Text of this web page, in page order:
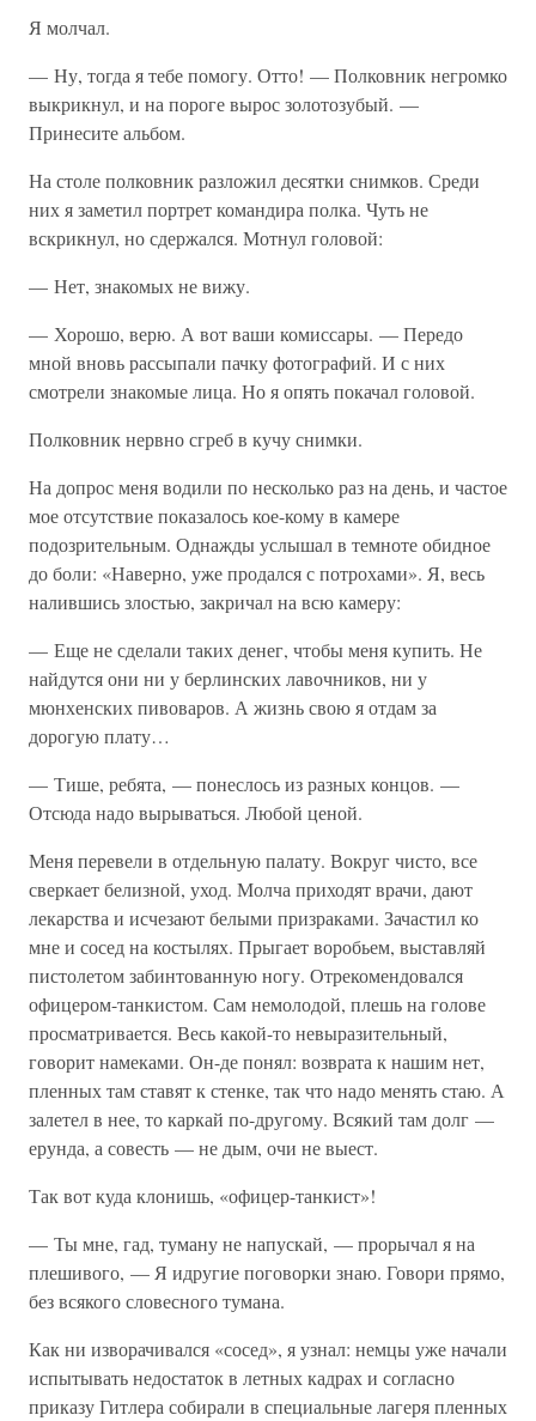
Я молчал.
— Ну, тогда я тебе помогу. Отто! — Полковник негромко
выкрикнул, и на пороге вырос золотозубый. —
Принесите альбом.
На столе полковник разложил десятки снимков. Среди
них я заметил портрет командира полка. Чуть не
вскрикнул, но сдержался. Мотнул головой:
— Нет, знакомых не вижу.
— Хорошо, верю. А вот ваши комиссары. — Передо
мной вновь рассыпали пачку фотографий. И с них
смотрели знакомые лица. Но я опять покачал головой.
Полковник нервно сгреб в кучу снимки.
На допрос меня водили по несколько раз на день, и частое
мое отсутствие показалось кое-кому в камере
подозрительным. Однажды услышал в темноте обидное
до боли: «Наверно, уже продался с потрохами». Я, весь
налившись злостью, закричал на всю камеру:
— Еще не сделали таких денег, чтобы меня купить. Не
найдутся они ни у берлинских лавочников, ни у
мюнхенских пивоваров. А жизнь свою я отдам за
дорогую плату…
— Тише, ребята, — понеслось из разных концов. —
Отсюда надо вырываться. Любой ценой.
Меня перевели в отдельную палату. Вокруг чисто, все
сверкает белизной, уход. Молча приходят врачи, дают
лекарства и исчезают белыми призраками. Зачастил ко
мне и сосед на костылях. Прыгает воробьем, выставляй
пистолетом забинтованную ногу. Отрекомендовался
офицером-танкистом. Сам немолодой, плешь на голове
просматривается. Весь какой-то невыразительный,
говорит намеками. Он-де понял: возврата к нашим нет,
пленных там ставят к стенке, так что надо менять стаю. А
залетел в нее, то каркай по-другому. Всякий там долг —
ерунда, а совесть — не дым, очи не выест.
Так вот куда клонишь, «офицер-танкист»!
— Ты мне, гад, туману не напускай, — прорычал я на
плешивого, — Я идругие поговорки знаю. Говори прямо,
без всякого словесного тумана.
Как ни изворачивался «сосед», я узнал: немцы уже начали
испытывать недостаток в летных кадрах и согласно
приказу Гитлера собирали в специальные лагеря пленных